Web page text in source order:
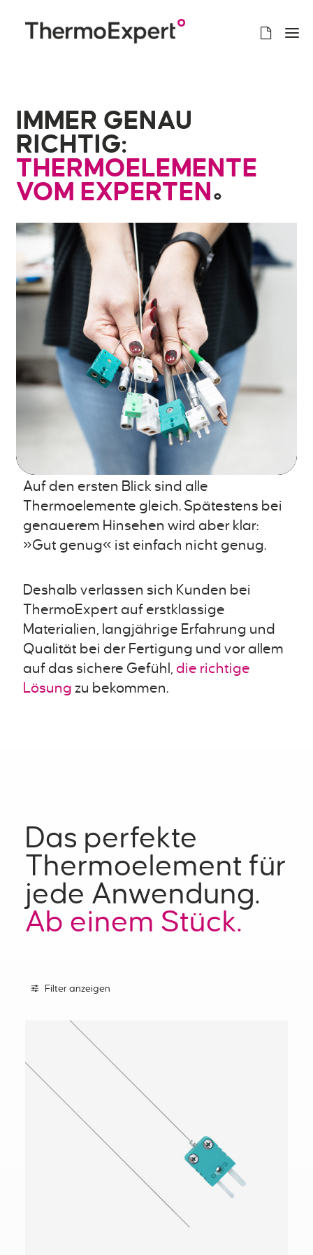
IMMER GENAU
RICHTIG:
THERMOELEMENTE
VOM EXPERTEN°
Auf den ersten Blick sind alle
Thermoelemente gleich. Spätestens bei
genauerem Hinsehen wird aber klar:
»Gut genug« ist einfach nicht genug.
Deshalb verlassen sich Kunden bei
ThermoExpert auf erstklassige
Materialien, langjährige Erfahrung und
Qualität bei der Fertigung und vor allem
auf das sichere Gefühl, die richtige
Lösung zu bekommen.
Das perfekte
Thermoelement für
jede Anwendung.
Ab einem Stück.
Filter anzeigen